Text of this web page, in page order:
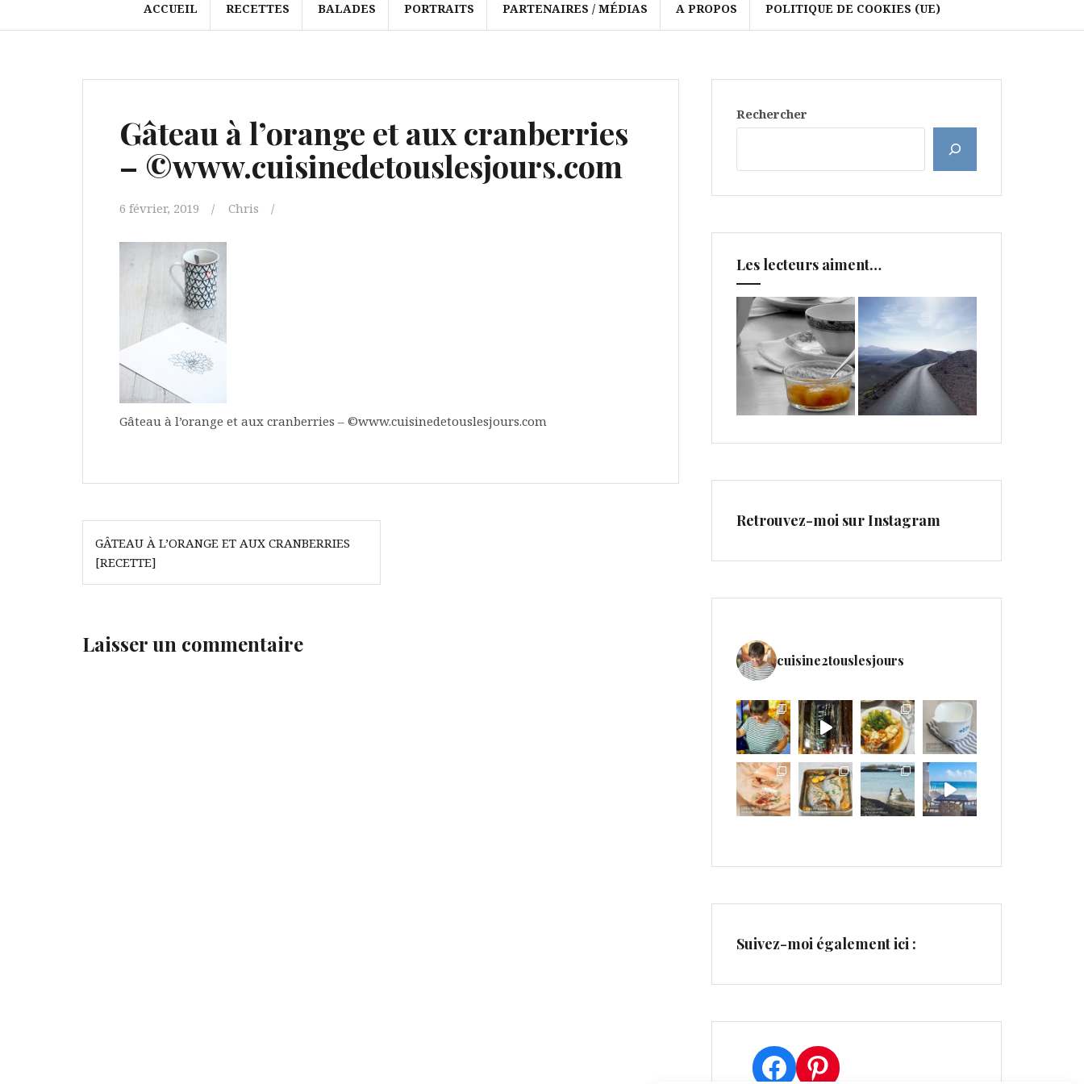
ACCUEIL RECETTES BALADES PORTRAITS PARTENAIRES / MÉDIAS A PROPOS POLITIQUE DE COOKIES (UE)
Gâteau à l’orange et aux cranberries
– ©www.cuisinedetouslesjours.com
6 février, 2019 Chris
Gâteau à l’orange et aux cranberries – ©www.cuisinedetouslesjours.com
Navigation
de
l’article
GÂTEAU À L’ORANGE ET AUX CRANBERRIES
[RECETTE]
Laisser un commentaire
Rechercher
Les lecteurs aiment…
Retrouvez-moi sur Instagram
cuisine2touslesjours
Suivez-moi également ici :
Facebook
Pinterest